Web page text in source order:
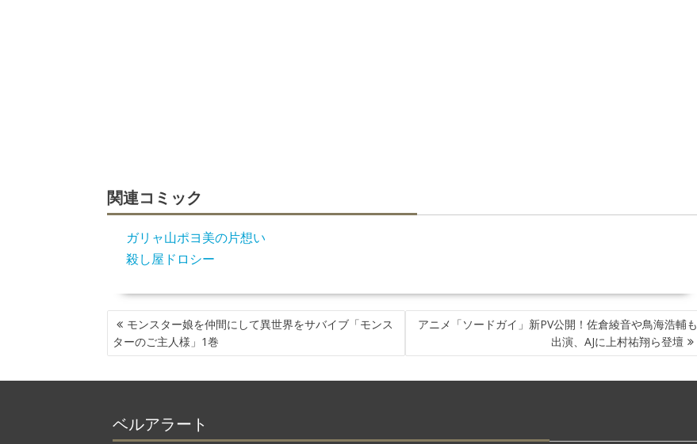
関連コミック
ガリャ山ポヨ美の片想い
殺し屋ドロシー
投
稿
ナ
ゲ
シ
モンスター娘を仲間にして異世界をサバイブ「モンス
ターのご主人様」1巻
アニメ「ソードガイ」新PV公開！佐倉綾音や鳥海浩輔も
出演、AJに上村祐翔ら登壇
ベルアラート